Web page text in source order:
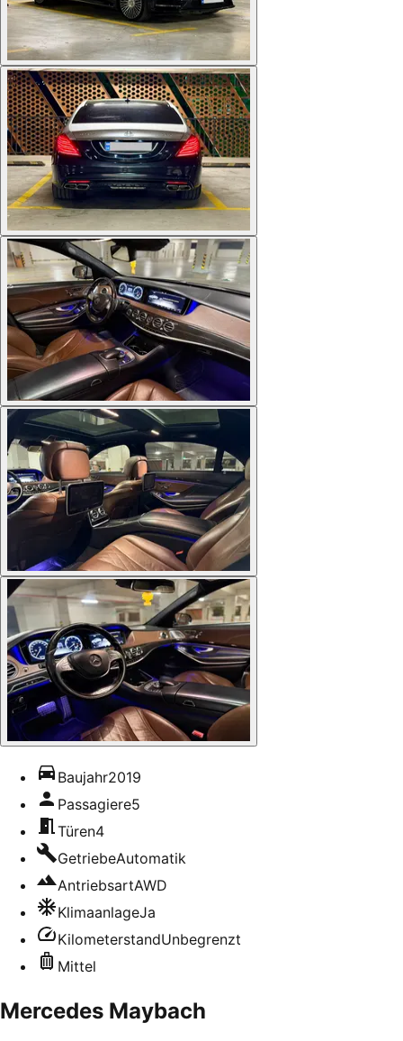
Baujahr2019
Passagiere5
Türen4
GetriebeAutomatik
AntriebsartAWD
KlimaanlageJa
KilometerstandUnbegrenzt
Mittel
Mercedes Maybach